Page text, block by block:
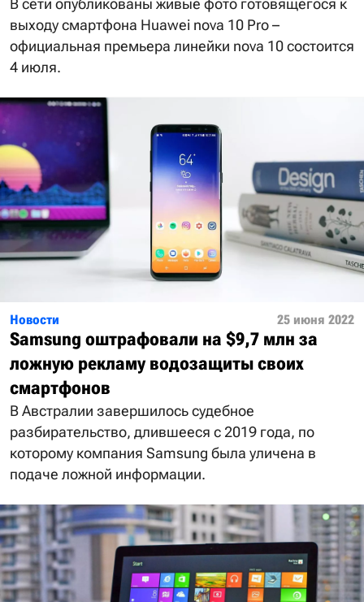
В сети опубликованы живые фото готовящегося к
выходу смартфона Huawei nova 10 Pro –
официальная премьера линейки nova 10 состоится
4 июля.
Новости 25 июня 2022
Samsung оштрафовали на $9,7 млн за
ложную рекламу водозащиты своих
смартфонов
В Австралии завершилось судебное
разбирательство, длившееся с 2019 года, по
которому компания Samsung была уличена в
подаче ложной информации.